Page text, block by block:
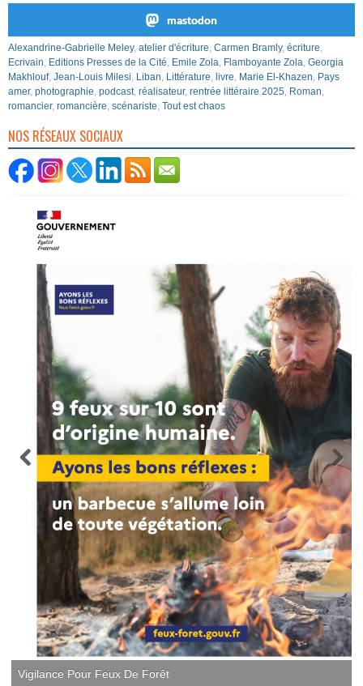
mastodon
Alexandrine-Gabrielle Meley, atelier d'écriture Carmen Bramly, écriture
Ecrivain Editions Presses de la Cité Emile Zola Flamboyante Zola Georgia
Makhlouf, Jean-Louis Milesi Liban Littérature livre Marie El-Khazen Pays
amer, photographie podcast, réalisateur, rentrée littéraire 2025 Roman
romancier, romancière scénariste Tout est chaos
NOS RÉSEAUX SOCIAUX